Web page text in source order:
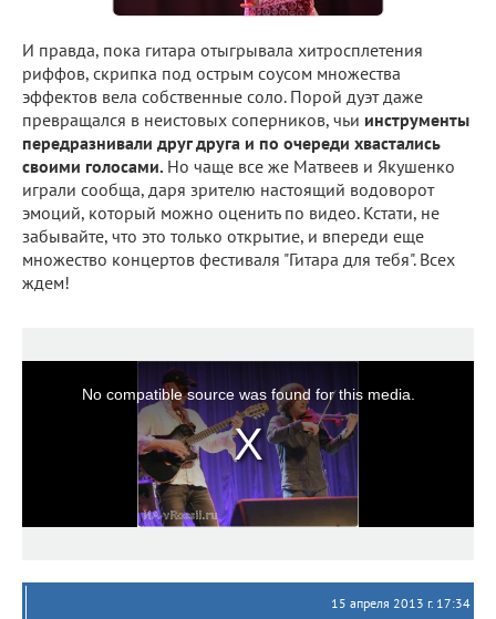
И правда, пока гитара отыгрывала хитросплетения
риффов, скрипка под острым соусом множества
эффектов вела собственные соло. Порой дуэт даже
превращался в неистовых соперников, чьи инструменты
передразнивали друг друга и по очереди хвастались
своими голосами. Но чаще все же Матвеев и Якушенко
играли сообща, даря зрителю настоящий водоворот
эмоций, который можно оценить по видео. Кстати, не
забывайте, что это только открытие, и впереди еще
множество концертов фестиваля "Гитара для тебя". Всех
ждем!
No compatible source was found for this media.
15 апреля 2013 г. 17:34